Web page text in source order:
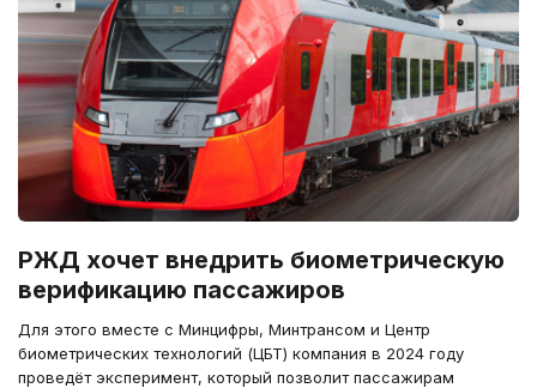
РЖД хочет внедрить биометрическую
верификацию пассажиров
Для этого вместе с Минцифры, Минтрансом и Центр
биометрических технологий (ЦБТ) компания в 2024 году
проведёт эксперимент, который позволит пассажирам